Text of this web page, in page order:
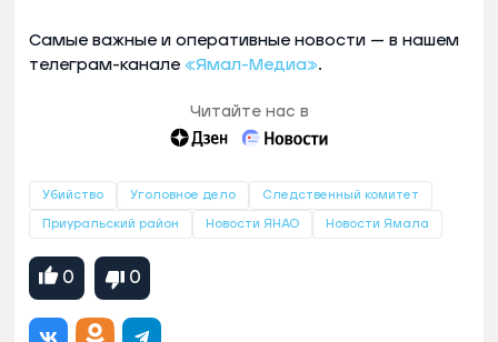
Самые важные и оперативные новости — в нашем
телеграм-канале «Ямал-Медиа».
Читайте нас в
Убийство Уголовное дело Следственный комитет
Приуральский район Новости ЯНАО Новости Ямала
0 0